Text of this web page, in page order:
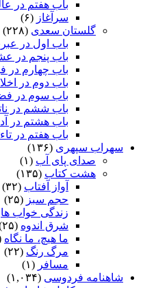
باب هفتم در
سرآغاز (۶)
گلستان سعدی (۲۲۸)
باب اول در
باب پنجم در
باب چهارم در
باب دوم در
باب سوم در
باب ششم در
باب هشتم در
باب هفتم در
سهراب سپهری (۱۳۶)
صدای پای آب (۱)
هشت کتاب (۱۳۵)
آواز آفتاب (۳۲)
حجم سبز (۲۵)
زندگی خواب ها
شرق اندوه (۲۵)
ما هیچ، ما نگاه
مرگ رنگ (۲۲)
مسافر (۱)
شاهنامه فردوسی (۱,۰۳۴)